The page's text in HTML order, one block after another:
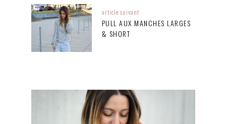
article suivant
PULL AUX MANCHES LARGES
& SHORT